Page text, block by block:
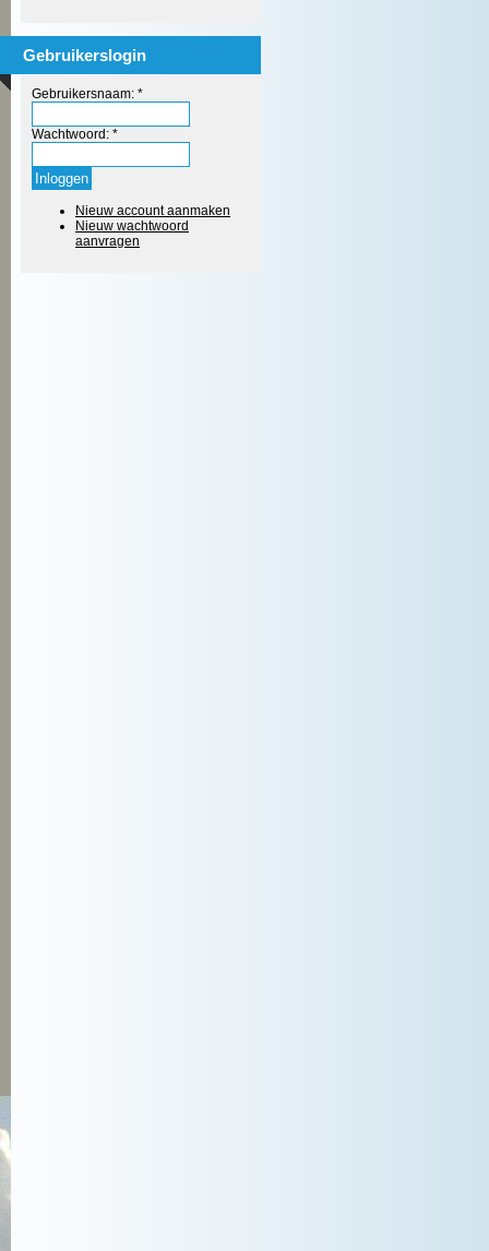
Gebruikerslogin
Gebruikersnaam: *
Wachtwoord: *
Nieuw account aanmaken
Nieuw wachtwoord
aanvragen